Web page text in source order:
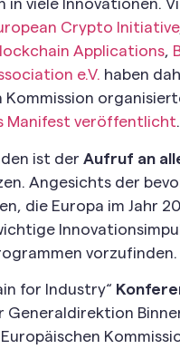
in viele Innovationen.
Crypto Initiative
Applications,
e.V. haben
Kommission
Manifest veröffentlicht.
ist der Aufruf an
Angesichts der
die Europa im Jahr
vorzufinden.
for Industry“
Generaldirektion
Europäischen